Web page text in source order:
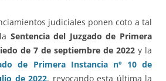
judiciales ponen coto a tal
Sentencia del Juzgado de Primera
de 7 de septiembre de 2022 y la
de Primera Instancia nº 10 de
de 2022, revocando esta última la